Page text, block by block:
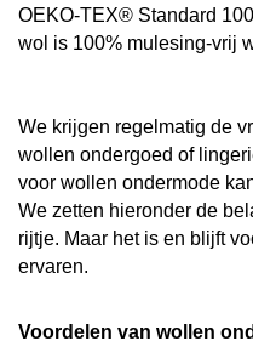
OEKO-TEX® Standard
wol is 100% mulesing-vrij
We krijgen regelmatig de
wollen ondergoed of
voor wollen ondermode
We zetten hieronder de
rijtje. Maar het is en blijft
ervaren.
Voordelen van wollen